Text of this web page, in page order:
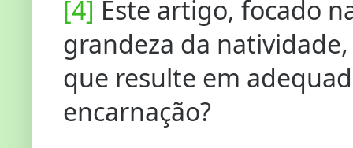
[4] Este artigo, focado
grandeza da
que resulte em
encarnação?